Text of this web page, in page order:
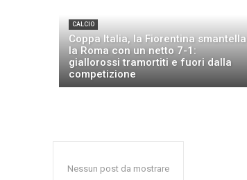
CALCIO
Coppa Italia, la Fiorentina smantella
la Roma con un netto 7-1:
giallorossi tramortiti e fuori dalla
competizione
Nessun post da mostrare